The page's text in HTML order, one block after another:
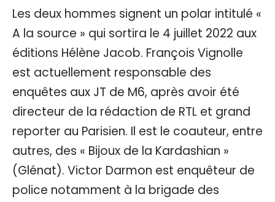
Les deux hommes signent un polar intitulé «
A la source » qui sortira le 4 juillet 2022 aux
éditions Hélène Jacob. François Vignolle
est actuellement responsable des
enquêtes aux JT de M6, après avoir été
directeur de la rédaction de RTL et grand
reporter au Parisien. Il est le coauteur, entre
autres, des « Bijoux de la Kardashian »
(Glénat). Victor Darmon est enquêteur de
police notamment à la brigade des